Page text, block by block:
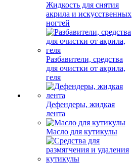
Жидкость для снятия
акрила и искусственных
ногтей
Разбавители, средства
для очистки от акрила,
геля
Дефендеры, жидкая
лента
Масло для кутикулы